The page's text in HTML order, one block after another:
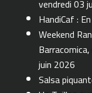
vendredi 03
HandiCaf :
Weekend
juin 2026
Salsa